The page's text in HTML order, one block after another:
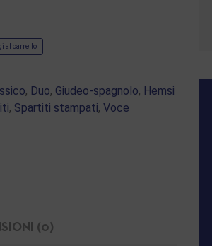
al carrello
, Duo, Giudeo-spagnolo, Hemsi
, Spartiti stampati, Voce
(0)